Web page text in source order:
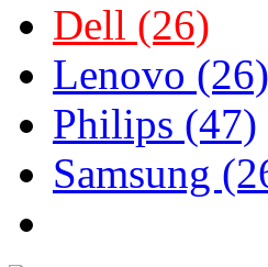
Dell (26)
Lenovo (26)
Philips (47)
Samsung